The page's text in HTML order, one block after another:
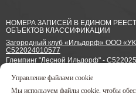
НОМЕРА ЗАПИСЕЙ В ЕДИНОМ
ОБЪЕКТОВ КЛАССИФИКАЦИИ
Политика конфиденциальности ООО
Согласие на обработку персональных
Глемпинг "Лесной Ильдорф" -
Загородный клуб «Ильдорф» ООО
С522024010577
Управление файлами cookie
Мы используем файлы cookie, чтобы